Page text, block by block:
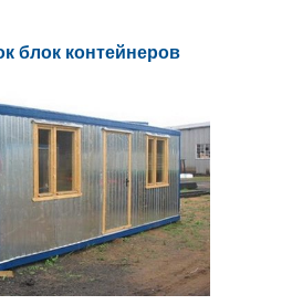
блок контейнеров